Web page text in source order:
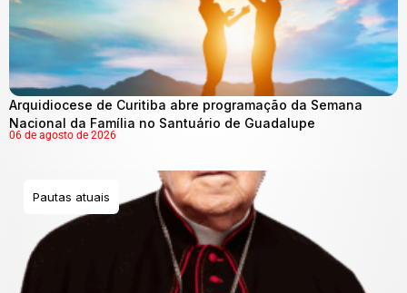
Arquidiocese de Curitiba abre programação da Semana
Nacional da Família no Santuário de Guadalupe
06 de agosto de 2026
Pautas atuais